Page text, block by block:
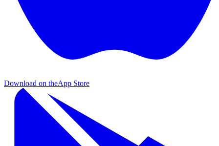
Download on theApp Store